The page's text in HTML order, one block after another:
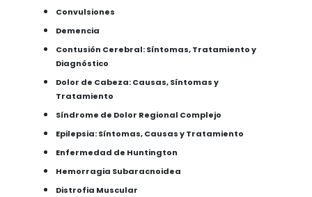
Convulsiones
Demencia
Contusión Cerebral: Síntomas, Tratamiento y
Diagnóstico
Dolor de Cabeza: Causas, Síntomas y
Tratamiento
Síndrome de Dolor Regional Complejo
Epilepsia: Síntomas, Causas y Tratamiento
Enfermedad de Huntington
Hemorragia Subaracnoidea
Distrofia Muscular